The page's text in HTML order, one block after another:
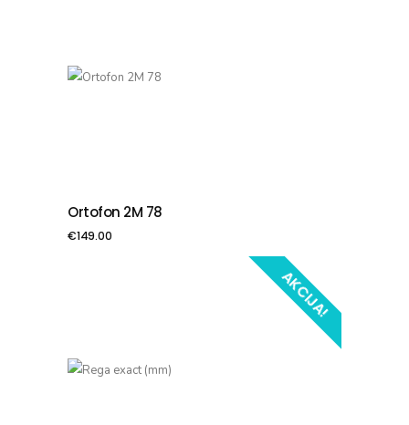
PIEVIENOT GROZAM
Ortofon 2M 78
€149.00
AKCIJA!